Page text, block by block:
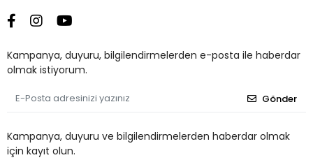
Kampanya, duyuru, bilgilendirmelerden e-posta ile haberdar
olmak istiyorum.
Gönder
Kampanya, duyuru ve bilgilendirmelerden haberdar olmak
için kayıt olun.